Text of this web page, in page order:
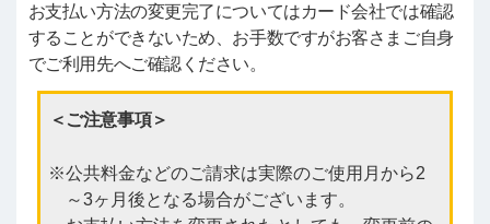
お支払い方法の変更完了についてはカード会社では確認
することができないため、お手数ですがお客さまご自身
でご利用先へご確認ください。
＜ご注意事項＞
公共料金などのご請求は実際のご使用月から2
～3ヶ月後となる場合がございます。